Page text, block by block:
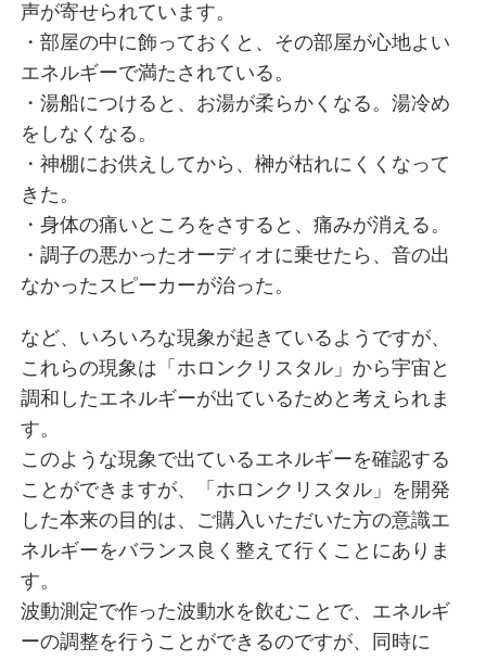
声が寄せられています。
・部屋の中に飾っておくと、その部屋が心地よい
エネルギーで満たされている。
・湯船につけると、お湯が柔らかくなる。湯冷め
をしなくなる。
・神棚にお供えしてから、榊が枯れにくくなって
きた。
・身体の痛いところをさすると、痛みが消える。
・調子の悪かったオーディオに乗せたら、音の出
なかったスピーカーが治った。
など、いろいろな現象が起きているようですが、
これらの現象は「ホロンクリスタル」から宇宙と
調和したエネルギーが出ているためと考えられま
す。
このような現象で出ているエネルギーを確認する
ことができますが、「ホロンクリスタル」を開発
した本来の目的は、ご購入いただいた方の意識エ
ネルギーをバランス良く整えて行くことにありま
す。
波動測定で作った波動水を飲むことで、エネルギ
ーの調整を行うことができるのですが、同時に